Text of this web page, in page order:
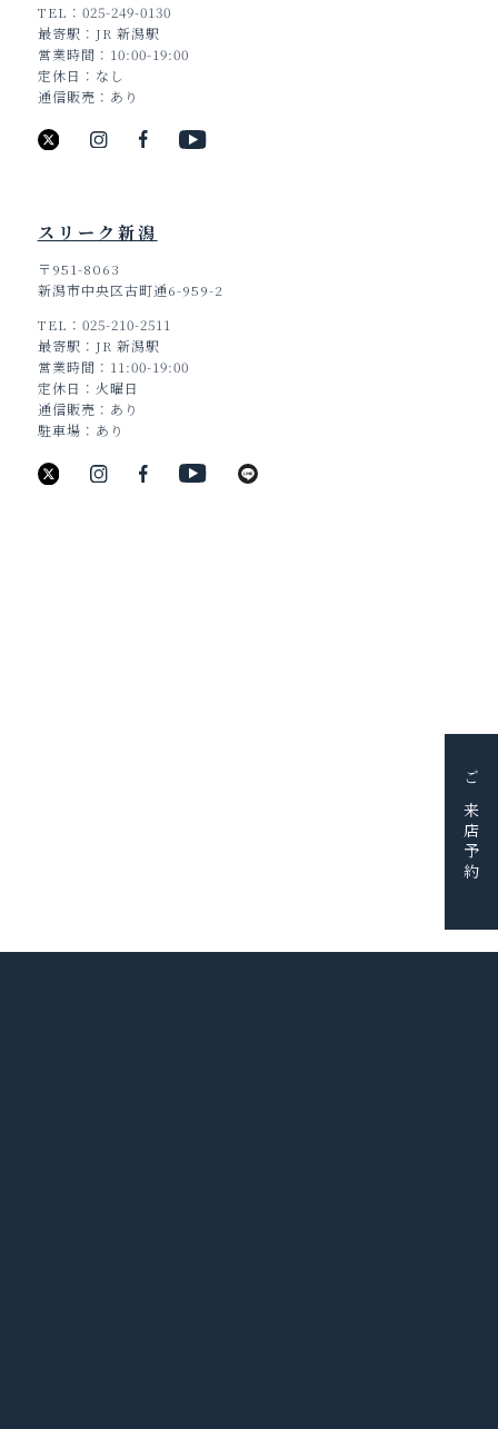
TEL
025-249-0130
最寄駅
JR 新潟駅
営業時間
10:00-19:00
定休日
なし
通信販売
あり
スリーク新潟
〒951-8063
新潟市中央区古町通6-959-2
TEL
025-210-2511
最寄駅
JR 新潟駅
営業時間
11:00-19:00
定休日
火曜日
通信販売
あり
駐車場
あり
ご来店予約
TEL：025-211-8330